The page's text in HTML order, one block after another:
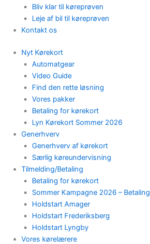
Bliv klar til køreprøven
Leje af bil til køreprøven
Kontakt os
Nyt Kørekort
Automatgear
Video Guide
Find den rette løsning
Vores pakker
Betaling for kørekort
Lyn Kørekort Sommer 2026
Generhverv
Generhverv af kørekort
Særlig køreundervisning
Tilmelding/Betaling
Betaling for kørekort
Sommer Kampagne 2026 – Betaling
Holdstart Amager
Holdstart Frederiksberg
Holdstart Lyngby
Vores kørelærere